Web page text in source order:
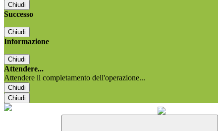
Chiudi
Successo
Chiudi
Informazione
Chiudi
Attendere...
Attendere il completamento dell'operazione...
Chiudi
Chiudi